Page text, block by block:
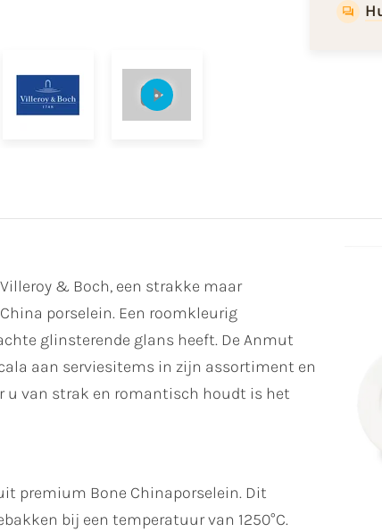
& Boch, een strakke maar
porselein. Een roomkleurig
glinsterende glans heeft. De Anmut
aan serviesitems in zijn assortiment en
u van strak en romantisch houdt is het
premium Bone Chinaporselein. Dit
bij een temperatuur van 1250°C.